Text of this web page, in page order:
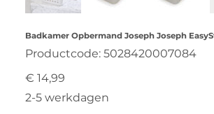
Badkamer Opbermand Joseph Joseph
Productcode: Productcode
5028420007084
5028420007084
Prijs
€ 14,99
2-5 werkdagen